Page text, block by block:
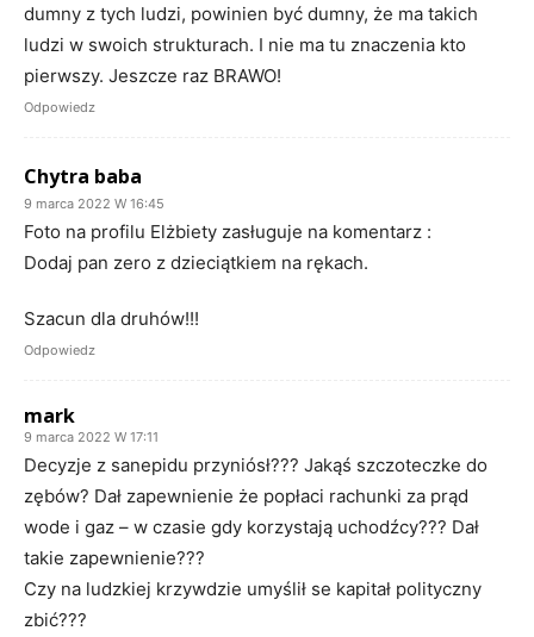
dumny z tych ludzi, powinien być dumny, że ma takich
ludzi w swoich strukturach. I nie ma tu znaczenia kto
pierwszy. Jeszcze raz BRAWO!
Odpowiedz
Chytra baba
9 marca 2022 W 16:45
Foto na profilu Elżbiety zasługuje na komentarz :
Dodaj pan zero z dzieciątkiem na rękach.
Szacun dla druhów!!!
Odpowiedz
mark
9 marca 2022 W 17:11
Decyzje z sanepidu przyniósł??? Jakąś szczoteczke do
zębów? Dał zapewnienie że popłaci rachunki za prąd
wode i gaz – w czasie gdy korzystają uchodźcy??? Dał
takie zapewnienie???
Czy na ludzkiej krzywdzie umyślił se kapitał polityczny
zbić???